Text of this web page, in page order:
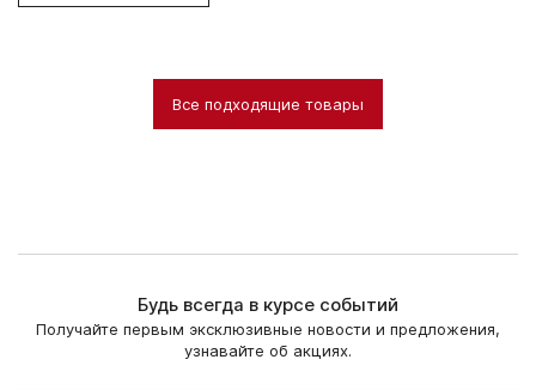
Все подходящие товары
Будь всегда в курсе событий
Получайте первым эксклюзивные новости и предложения,
узнавайте об акциях.